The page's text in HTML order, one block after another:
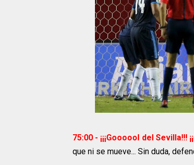
75:00 - ¡¡¡Goooool del Sevilla!!!
que ni se mueve... Sin duda,